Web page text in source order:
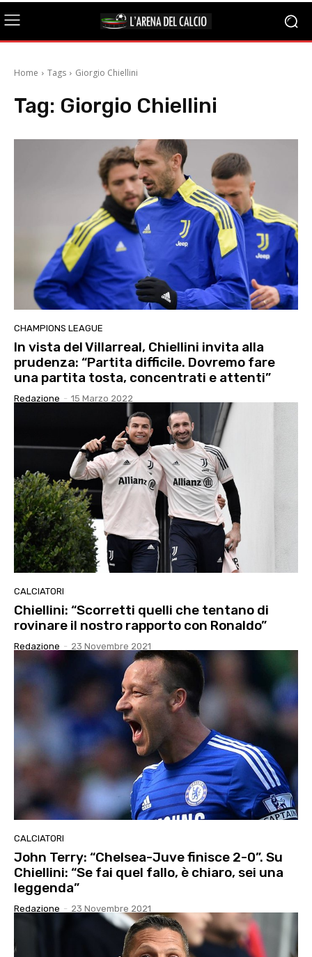
Home Tags Giorgio Chiellini
Tag: Giorgio Chiellini
CHAMPIONS LEAGUE
In vista del Villarreal, Chiellini invita alla
prudenza: “Partita difficile. Dovremo fare
una partita tosta, concentrati e attenti”
Redazione - 15 Marzo 2022
CALCIATORI
Chiellini: “Scorretti quelli che tentano di
rovinare il nostro rapporto con Ronaldo”
Redazione - 23 Novembre 2021
CALCIATORI
John Terry: “Chelsea-Juve finisce 2-0”. Su
Chiellini: “Se fai quel fallo, è chiaro, sei una
leggenda”
Redazione - 23 Novembre 2021